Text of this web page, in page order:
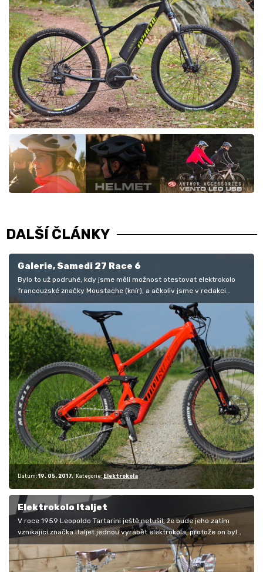
DALŠÍ ČLÁNKY
Galerie, Samedi 27 Race 6
Bylo to už podruhé, kdy jsme měli možnost otestovat elektrokolo
francouzské značky Moustache (knír), a ačkoliv jsme v redakci
všichni…
Datum: 19. 05. 2017 Kategorie: Elektrokola
Elektrokolo Italjet
V roce 1959 Leopoldo Tartarini ještě netušil, že bude jeho zatím
vznikající značka Italjet jednou vyrábět elektrokola, protože on byl…